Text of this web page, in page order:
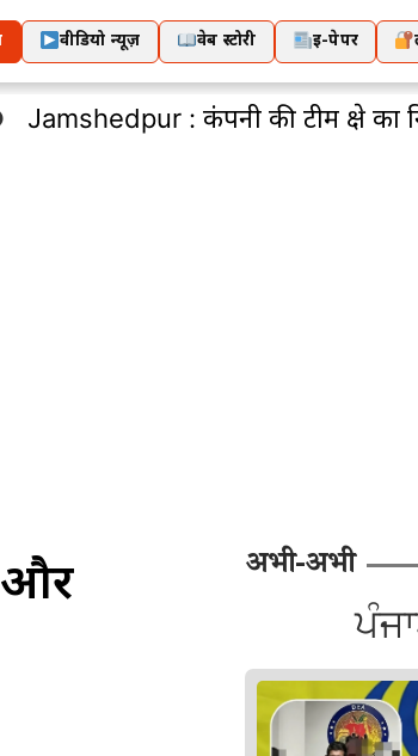
वीडियो न्यूज़ वेब स्टोरी ई-पेपर
Jamshedpur : कंपनी की टीम क्षेत्र का
और
अभी-अभी